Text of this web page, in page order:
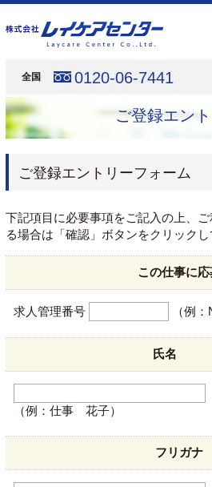
全国 0120-06-7441
ご登録エン
ご登録エントリーフォーム
下記項目に必要事項をご記入の上、
る場合は「確認」ボタンをクリックし
この仕事に応
求人管理番号 （例：
氏名
（例：仕事 花子）
フリガナ